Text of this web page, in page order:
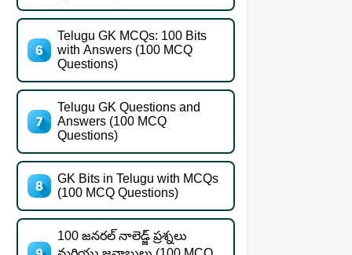
Telugu GK MCQs: 100 Bits
with Answers (100 MCQ
Questions)
Telugu GK Questions and
Answers (100 MCQ
Questions)
GK Bits in Telugu with MCQs
(100 MCQ Questions)
100 జనరల్ నాలెడ్జ్ ప్రశ్నలు